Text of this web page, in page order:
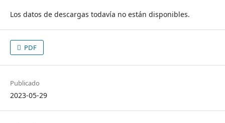
Los datos de descargas todavía no están disponibles.
PDF
Publicado
2023-05-29